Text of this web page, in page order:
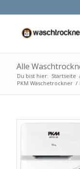
Alle
Du bist hier: Startseite
PKM Wäschetrockner /